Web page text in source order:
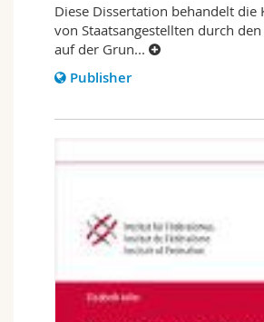
Diese Dissertation behandelt die
von Staatsangestellten durch
auf der Grun...
Publisher